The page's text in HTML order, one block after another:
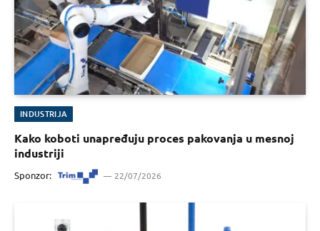
INDUSTRIJA
Kako koboti unapređuju proces pakovanja u mesnoj
industriji
Sponzor: 22/07/2026